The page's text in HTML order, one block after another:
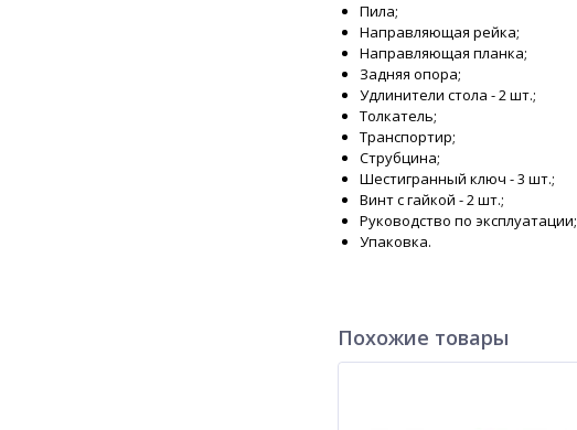
Пила;
Направляющая рейка;
Направляющая планка;
Задняя опора;
Удлинители стола - 2 шт.;
Толкатель;
Транспортир;
Струбцина;
Шестигранный ключ - 3 шт.;
Винт с гайкой - 2 шт.;
Руководство по эксплуатации;
Упаковка.
Похожие товары